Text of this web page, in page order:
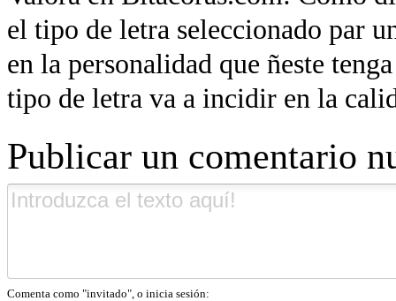
el tipo de letra seleccionado par
en la personalidad que ñeste
tipo de letra va a incidir en la
Publicar un comentario
Comenta como "invitado", o inicia sesión: